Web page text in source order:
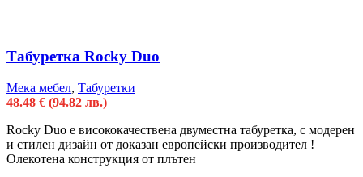
Табуретка Rocky Duo
Мека мебел, Табуретки
48.48 € (94.82 лв.)
Rocky Duo e висококачественa двуместна табуретка, с модерен
и стилен дизайн от доказан европейски производител !
Олекотена конструкция от плътен